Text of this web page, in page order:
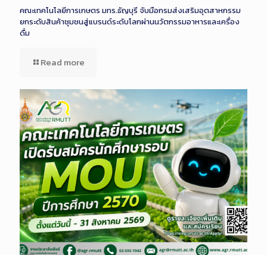
คณะเทคโนโลยีการเกษตร มทร.ธัญบุรี จับมือกรมส่งเสริมอุตสาหกรรม
ยกระดับสินค้าชุมชนสู่แบรนด์ระดับโลกผ่านนวัตกรรมอาหารและเครื่อง
ดื่ม
Read more